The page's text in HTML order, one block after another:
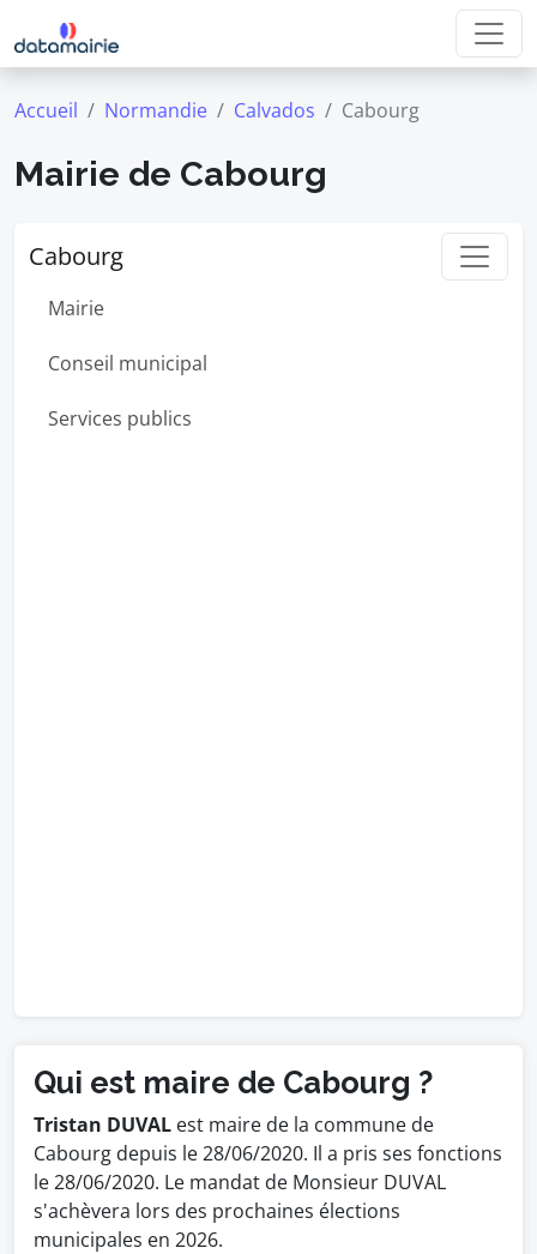
Accueil Normandie Calvados Cabourg
Mairie de Cabourg
Cabourg
Mairie
Conseil municipal
Services publics
Qui est maire de Cabourg ?
Tristan DUVAL est maire de la commune de
Cabourg depuis le 28/06/2020. Il a pris ses fonctions
le 28/06/2020. Le mandat de Monsieur DUVAL
s'achèvera lors des prochaines élections
municipales en 2026.